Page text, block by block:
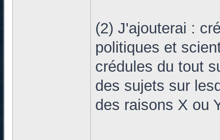
(2) J'ajouterai :
politiques et
crédules du tout
des sujets sur
des raisons X ou